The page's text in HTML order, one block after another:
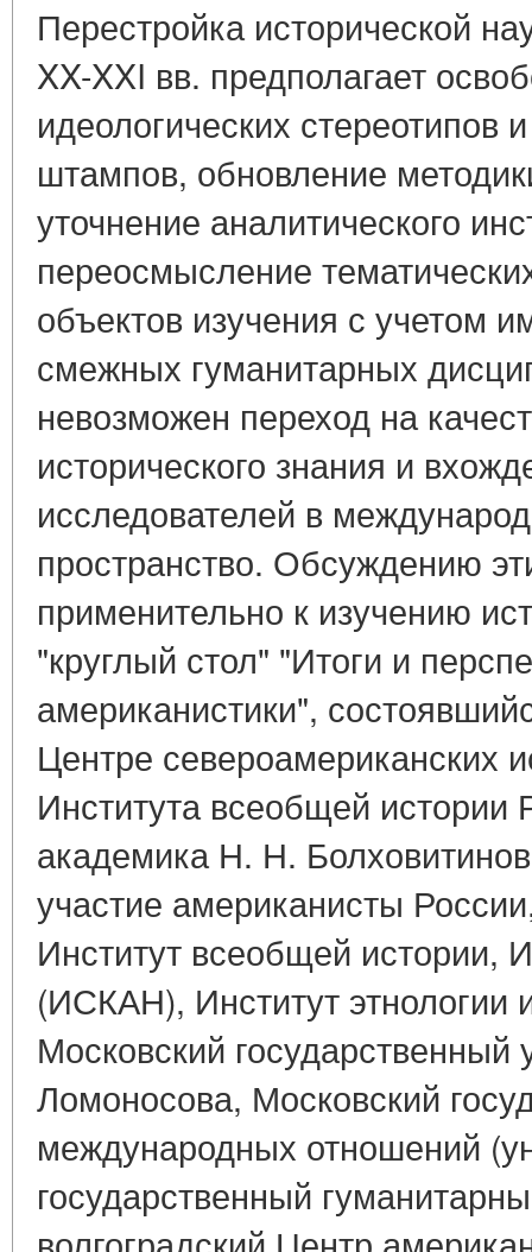
Перестройка исторической
XX-XXI вв. предполагает
идеологических стереотипов
штампов, обновление
уточнение аналитического
переосмысление
объектов изучения с учетом
смежных гуманитарных
невозможен переход на
исторического знания и
исследователей в
пространство. Обсуждению
применительно к изучению
"круглый стол" "Итоги и
американистики",
Центре североамериканских
Института всеобщей истории
академика Н. Н.
участие американисты
Институт всеобщей
(ИСКАН), Институт этнологии
Московский
Ломоносова, Московский
международных отношений
государственный